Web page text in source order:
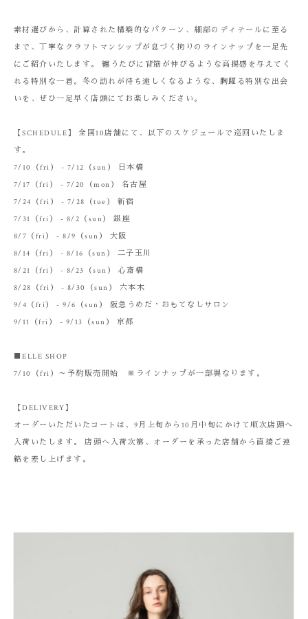
素材選びから、計算された構築的なパターン、細部のディテールに至る
まで、丁寧なクラフトマンシップが息づく拘りのラインナップを一足先
にご紹介いたします。 纏うたびに背筋が伸びるような高揚感を与えてく
れる特別な一着。冬の訪れが待ち遠しくなるような、胸躍る特別な出会
いを、ぜひ一足早く店頭にてお楽しみください。
【SCHEDULE】 全国10店舗にて、以下のスケジュールで巡回いたしま
す。
7/10（fri） - 7/12（sun） 日本橋
7/17（fri） - 7/20（mon） 名古屋
7/24（fri） - 7/28（tue） 新宿
7/31（fri） - 8/2（sun） 銀座
8/7（fri） - 8/9（sun） 大阪
8/14（fri） - 8/16（sun） 二子玉川
8/21（fri） - 8/23（sun） 心斎橋
8/28（fri） - 8/30（sun） 六本木
9/4（fri） - 9/6（sun） 阪急うめだ・おもてなしサロン
9/11（fri） - 9/13（sun） 京都
■ELLE SHOP
7/10（fri）～予約販売開始 ※ラインナップが一部異なります。
【DELIVERY】
オーダーいただいたコートは、9月上旬から10月中旬にかけて順次店頭へ
入荷いたします。 店頭へ入荷次第、オーダーを承った店舗から直接ご連
絡を差し上げます。